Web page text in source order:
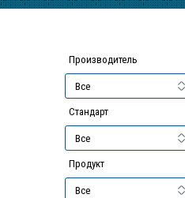
Производитель
Стандарт
Продукт